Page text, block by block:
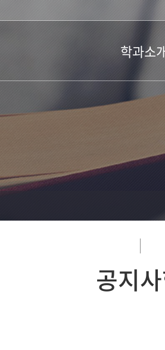
학과소
학과소개
위치 및 연락
오시는길
공지